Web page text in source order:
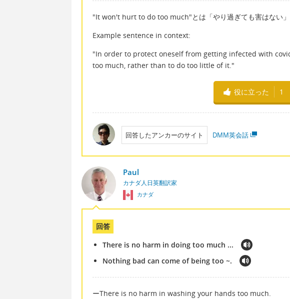
"It won't hurt to do too much"とは「やり過ぎても害はない」
Example sentence in context:
"In order to protect oneself from getting infected with
too much, rather than to do too little of it."
役に立った 1
回答したアンカーのサイト DMM英会話
Paul
カナダ人日英翻訳家
カナダ
回答
There is no harm in doing too much ...
Nothing bad can come of being too ~.
ーThere is no harm in washing your hands too much.